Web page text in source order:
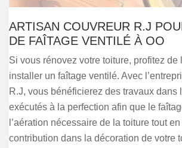
ARTISAN COUVREUR R.J
DE FAÎTAGE VENTILÉ À OO
Si vous rénovez votre toiture, profitez de
installer un faîtage ventilé. Avec
R.J, vous bénéficierez des travaux dans
exécutés à la perfection afin que le
l’aération nécessaire de la toiture tout
contribution dans la décoration de votre